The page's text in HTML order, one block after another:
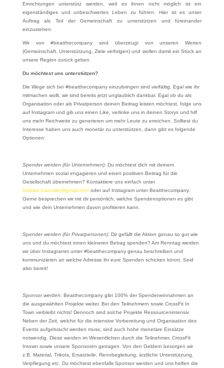
Einrichtungen unterstütz werden, weil es ihnen nicht möglich ist ein
eigenständiges und unbeschwertes Leben zu führen. Hier ist es unser
Auftrag als Teil der Gemeinschaft zu unterstützen und füreinander
einzustehen.
Wir von #beatthecompany sind überzeugt von unseren Werten
(Gemeinschaft, Unterstützung, Ziele verfolgen) und wollen damit ein Stück an
unsere Region zurück geben.
Du möchtest uns unterstützen?
Die Wege sich bei #beatthecompany einzubringen sind vielfältig. Egal wie ihr
mitmachen wollt, wir sind bereits jetzt unglaublich dankbar. Egal ob du als
Organisation oder als Privatperson deinen Beitrag leisten möchtest, folge uns
auf Instagram und gib uns einen Like, verlinke uns in deinen Storys und hilf
uns mehr Reichweite zu generieren um mehr Leute zu erreichen. Solltest du
Interesse haben uns auch monetär zu unterstützen, dann gibt es folgende
Optionen:
Spender werden (für Unternehmen): Du möchtest dich mit deinem
Unternehmen sozial engagieren und einen positiven Beitrag für die
Gesellschaft übernehmen? Kontaktiere uns einfach unter
bastian.haeusler@gmail.comoder auf Instagram unter Beatthecompany.
Gerne besprechen wir mit dir persönlich, welche Spendenoptionen es gibt
und wie dein Unternehmen davon profitieren kann.
Spender werden (für Privatpersonen):Dir gefällt die Aktion genau so gut wie
uns und du möchtest einen kleineren Betrag spenden? Am Renntag werden
wir über Instagramm unter #beatthecompany genau beschreiben und
kommunizieren an welche Adresse ihr eure Spenden schicken könnt. Seid
also bereit!
Sponsor werden: Beatthecompany gibt 100% der Spendeneinnahmen an
die ausgewählten Projekte weiter. Bei den Teilnehmern sowie CrossFit In
Town verbleibt nichts! Dennoch sind solche Projekte Ressourcenintensiv.
Neben der Zeit, welche für die intensive Vorbereitung und Organisation des
Events aufgebracht werden muss, sind auch hohe monetäre Einsätze
notwendig. Diese werden im Wesentlichen durch die Teilnehmer, CrossFit
Intown sowie unsere Sponsoren getragen. Von den Geldern besorgen wir
z.B. Material, Trikots, Ersatzteile, Rennbegleitung, ärztliche Unterstützung,
Verpflegung etc. Du möchtest ebenfalls Sponsor werden und uns helfen die